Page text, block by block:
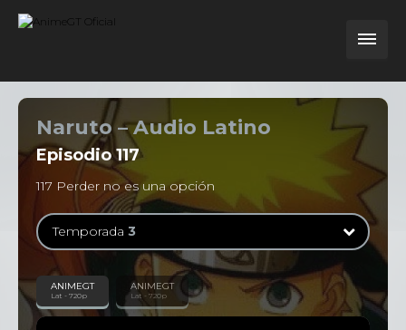
Naruto – Audio Latino
Episodio117
117 Perder no es una opción
Temporada 3
Temporada
52 Episodios
ANIMEGT
Lat - 720p
ANIMEGT
Lat - 720p